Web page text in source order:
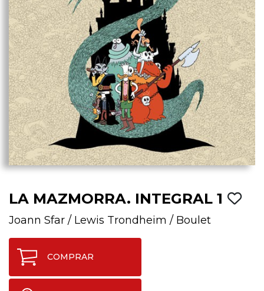
LA MAZMORRA. INTEGRAL 1
Joann Sfar / Lewis Trondheim / Boulet
COMPRAR